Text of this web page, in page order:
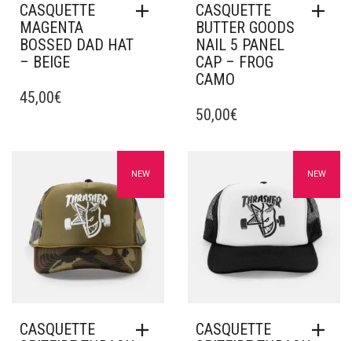
CASQUETTE
MAGENTA
BOSSED DAD HAT
– BEIGE
45,00€
CASQUETTE
BUTTER GOODS
NAIL 5 PANEL
CAP – FROG
CAMO
50,00€
Ajouter à mes favorisNEW
CASQUETTE
Ajouter à mes favorisNEW
CASQUETTE